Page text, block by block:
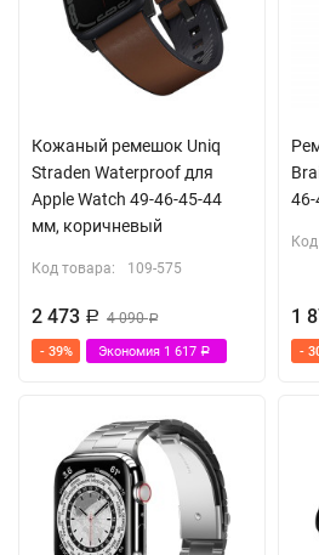
Кожаный ремешок Uniq
Straden Waterproof для
Apple Watch 49-46-45-44
мм, коричневый
Код товара: 109-575
2 473 Р 4 090Р
- 39% Экономия 1 617 Р
1
-